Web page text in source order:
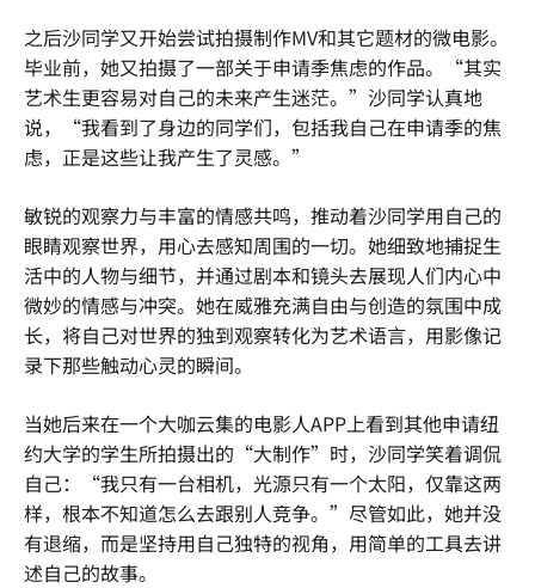
之后沙同学又开始尝试拍摄制作MV和其它题材的微电影。
毕业前，她又拍摄了一部关于申请季焦虑的作品。“其实
艺术生更容易对自己的未来产生迷茫。”沙同学认真地
说，“我看到了身边的同学们，包括我自己在申请季的焦
虑，正是这些让我产生了灵感。”
敏锐的观察力与丰富的情感共鸣，推动着沙同学用自己的
眼睛观察世界，用心去感知周围的一切。她细致地捕捉生
活中的人物与细节，并通过剧本和镜头去展现人们内心中
微妙的情感与冲突。她在威雅充满自由与创造的氛围中成
长，将自己对世界的独到观察转化为艺术语言，用影像记
录下那些触动心灵的瞬间。
当她后来在一个大咖云集的电影人APP上看到其他申请纽
约大学的学生所拍摄出的“大制作”时，沙同学笑着调侃
自己：“我只有一台相机，光源只有一个太阳，仅靠这两
样，根本不知道怎么去跟别人竞争。”尽管如此，她并没
有退缩，而是坚持用自己独特的视角，用简单的工具去讲
述自己的故事。